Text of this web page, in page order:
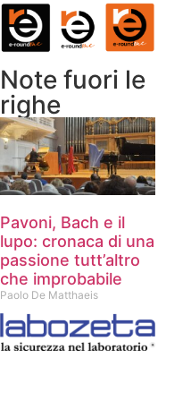
Note fuori le
righe
Pavoni, Bach e il
lupo: cronaca di una
passione tutt’altro
che improbabile
Paolo De Matthaeis